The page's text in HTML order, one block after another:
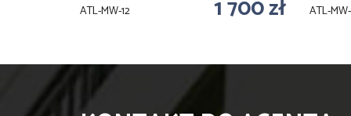
ATL-MW-12 1 700 zł ATL-